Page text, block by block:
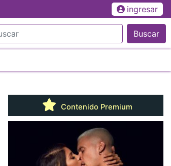
ingresar
Buscar
Contenido Premium